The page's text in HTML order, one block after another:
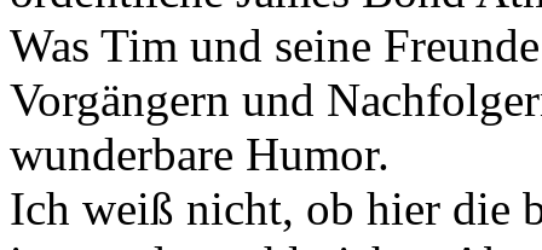
Was Tim und seine
Vorgängern und
wunderbare Humor.
Ich weiß nicht, ob hier die